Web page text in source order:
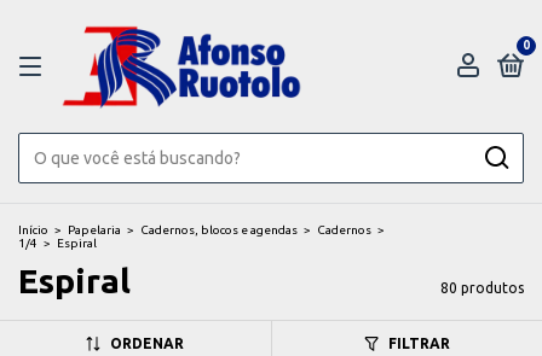
0
Início > Papelaria > Cadernos, blocos e agendas > Cadernos >
1/4 > Espiral
Espiral 80 produtos
ORDENAR FILTRAR